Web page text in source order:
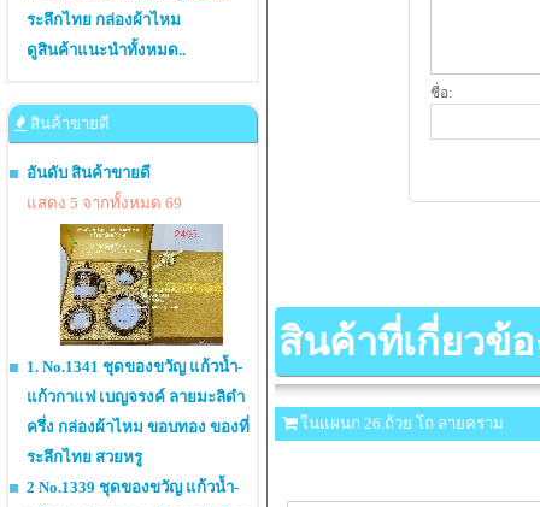
ระลึกไทย กล่องผ้าไหม
ดูสินค้าแนะนำทั้งหมด..
สินค้าขายดี
อันดับ สินค้าขายดี
แสดง 5 จากทั้งหมด 69
1. No.1341 ชุดของขวัญ แก้วน้ำ-
แก้วกาแฟ เบญจรงค์ ลายมะลิดำ
ครึ่ง กล่องผ้าไหม ขอบทอง ของที่
ระลึกไทย สวยหรู
2 No.1339 ชุดของขวัญ แก้วน้ำ-
ชื่อ:
สินค้าที่เกี่ยวข้อ
ในแผนก 26.ถ้วย โถ ลายคราม